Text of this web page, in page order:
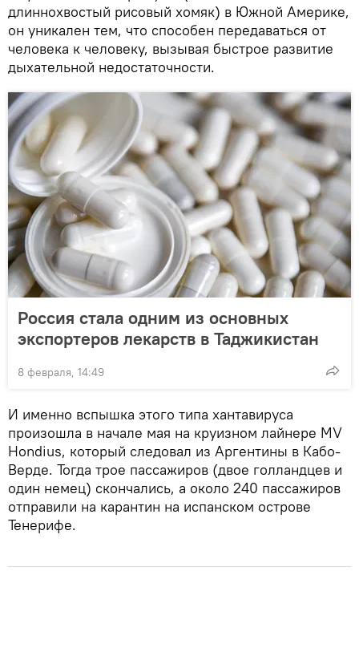
длиннохвостый рисовый хомяк) в Южной Америке,
он уникален тем, что способен передаваться от
человека к человеку, вызывая быстрое развитие
дыхательной недостаточности.
Россия стала одним из основных
экспортеров лекарств в Таджикистан
8 февраля, 14:49
И именно вспышка этого типа хантавируса
произошла в начале мая на круизном лайнере MV
Hondius, который следовал из Аргентины в Кабо-
Верде. Тогда трое пассажиров (двое голландцев и
один немец) скончались, а около 240 пассажиров
отправили на карантин на испанском острове
Тенерифе.